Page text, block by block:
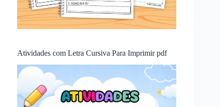
Atividades com Letra Cursiva Para Imprimir pdf